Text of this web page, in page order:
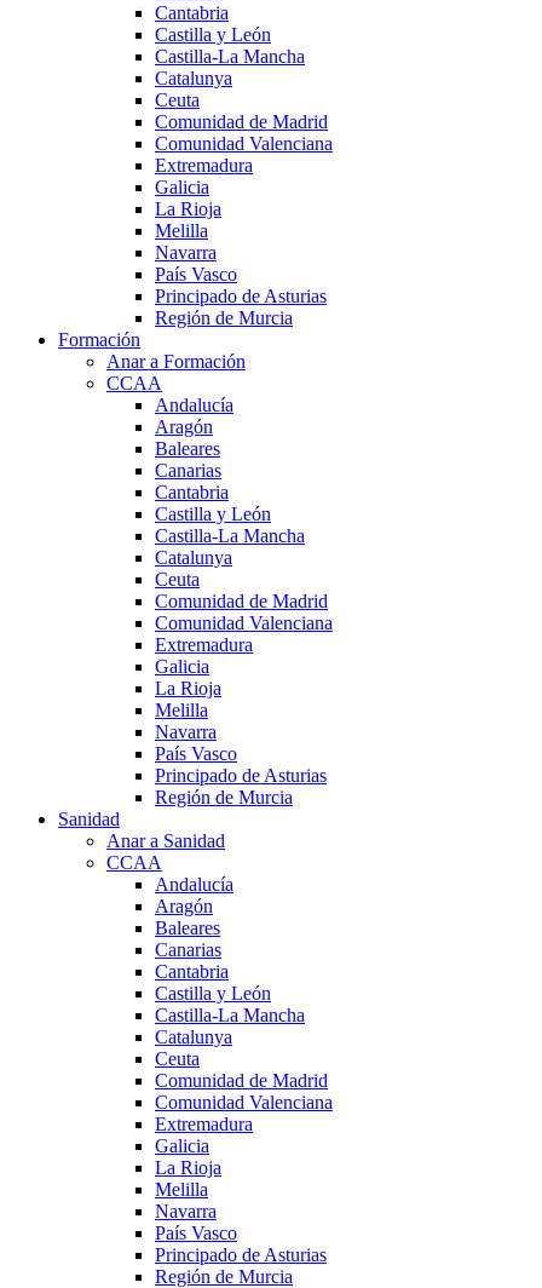
Cantabria
Castilla y León
Castilla-La Mancha
Catalunya
Ceuta
Comunidad de Madrid
Comunidad Valenciana
Extremadura
Galicia
La Rioja
Melilla
Navarra
País Vasco
Principado de Asturias
Región de Murcia
Formación
Anar a Formación
CCAA
Andalucía
Aragón
Baleares
Canarias
Cantabria
Castilla y León
Castilla-La Mancha
Catalunya
Ceuta
Comunidad de Madrid
Comunidad Valenciana
Extremadura
Galicia
La Rioja
Melilla
Navarra
País Vasco
Principado de Asturias
Región de Murcia
Sanidad
Anar a Sanidad
CCAA
Andalucía
Aragón
Baleares
Canarias
Cantabria
Castilla y León
Castilla-La Mancha
Catalunya
Ceuta
Comunidad de Madrid
Comunidad Valenciana
Extremadura
Galicia
La Rioja
Melilla
Navarra
País Vasco
Principado de Asturias
Región de Murcia